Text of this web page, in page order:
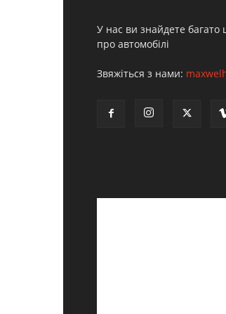
У нас ви знайдете багато
про автомобілі
Звяжіться з нами: